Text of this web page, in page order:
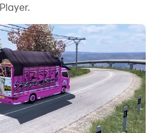
dan akun ganda di
emulator dan komputer juga
foto, video, dan file.
Indonesia dan jalankan
dan nikmati layar besar